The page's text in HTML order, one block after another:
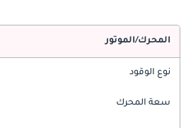
المحرك/الموتور
نوع الوقود
سعة المحرك